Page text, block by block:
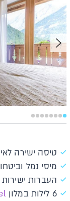
טיסה ישירה
מיסי נמל
העברות
6 לילות במלון